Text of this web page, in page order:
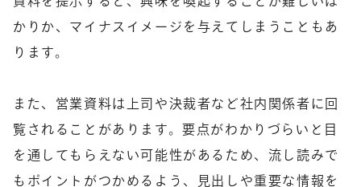
かりか、マイナスイメージを与えてしまうこともあ
ります。
また、営業資料は上司や決裁者など社内関係者に回
覧されることがあります。要点がわかりづらいと目
を通してもらえない 可能性があるため、流し読みで
もポイントがつかめるよう、見出しや重要な情報を